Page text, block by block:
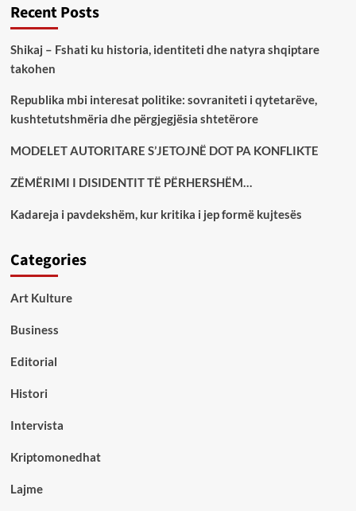
Recent Posts
Shikaj – Fshati ku historia, identiteti dhe natyra shqiptare
takohen
Republika mbi interesat politike: sovraniteti i qytetarëve,
kushtetutshmëria dhe përgjegjësia shtetërore
MODELET AUTORITARE S’JETOJNË DOT PA KONFLIKTE
ZËMËRIMI I DISIDENTIT TË PËRHERSHËM…
Kadareja i pavdekshëm, kur kritika i jep formë kujtesës
Categories
Art Kulture
Business
Editorial
Histori
Intervista
Kriptomonedhat
Lajme